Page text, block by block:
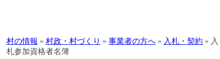
移
動
村の情報 » 村政・村づくり » 事業者の方へ » 入札・契約 » 入
札参加資格者名簿